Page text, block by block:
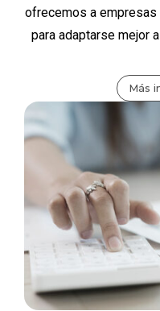
ofrecemos a
para adaptarse mejor
Más